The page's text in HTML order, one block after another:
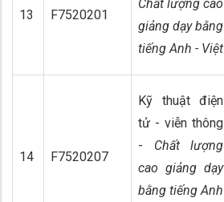
13 F7520201
Chất lượng cao
giảng dạy bằng
tiếng Anh - Việt
14 F7520207
Kỹ thuật điện
tử - viễn thông
- Chất lượng
cao giảng dạy
bằng tiếng Anh